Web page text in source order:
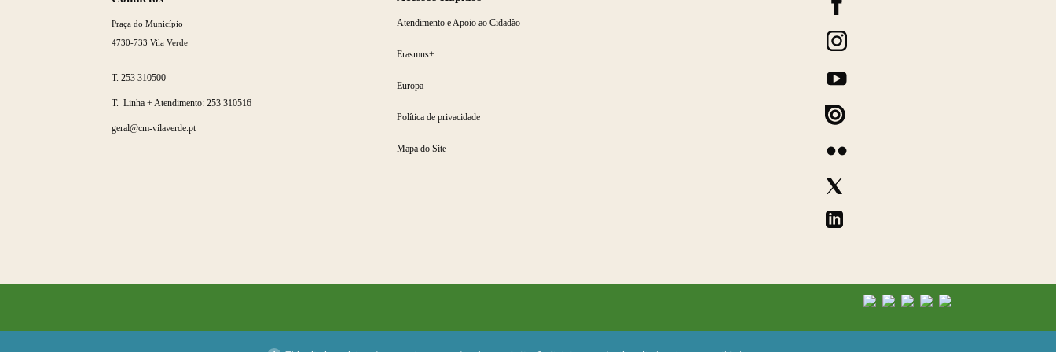
Praça do Município
4730-733 Vila Verde
T. 253 310500
T. Linha + Atendimento: 253 310516
geral@cm-vilaverde.pt
Atendimento e Apoio ao Cidadão
Erasmus+
Europa
Política de privacidade
Mapa do Site